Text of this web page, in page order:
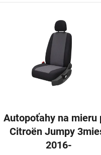
Autopoťahy na mieru
Citroën Jumpy
2016-